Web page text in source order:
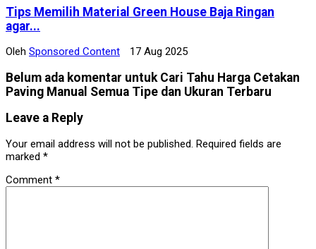
Tips Memilih Material Green House Baja Ringan
agar...
Oleh Sponsored Content 17 Aug 2025
Belum ada komentar untuk Cari Tahu Harga Cetakan
Paving Manual Semua Tipe dan Ukuran Terbaru
Leave a Reply
Your email address will not be published. Required fields are
marked *
Comment *